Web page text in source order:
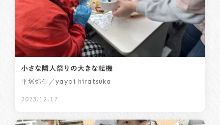
小さな隣人祭りの大きな転機
平塚弥生 ／yayoi hiratsuka
2023.12.17